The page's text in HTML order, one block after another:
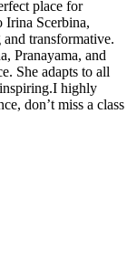
place for
Irina Scerbina,
transformative.
Pranayama, and
She adapts to all
inspiring.I highly
don’t miss a class